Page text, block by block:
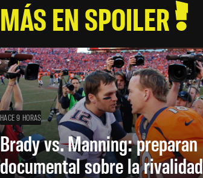
MÁS EN SPOILER
HACE 9 HORAS
Brady vs. Manning: preparan
documental sobre la